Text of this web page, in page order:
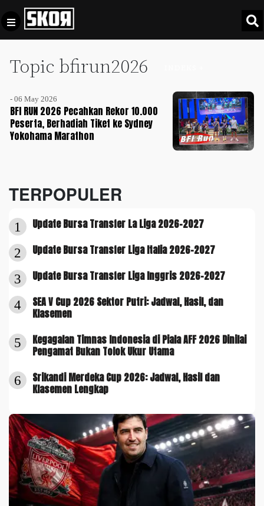
Topic bfirun2026
- 06 May 2026
BFI RUN 2026 Pecahkan Rekor 10.000
Peserta, Berhadiah Tiket ke Sydney
Yokohama Marathon
TERPOPULER
1 Update Bursa Transfer La Liga 2026-2027
2 Update Bursa Transfer Liga Italia 2026-2027
3 Update Bursa Transfer Liga Inggris 2026-2027
4
SEA V Cup 2026 Sektor Putri: Jadwal, Hasil, dan
Klasemen
5
Kegagalan Timnas Indonesia di Piala AFF 2026 Dinilai
Pengamat Bukan Tolok Ukur Utama
6
Srikandi Merdeka Cup 2026: Jadwal, Hasil dan
Klasemen Lengkap
Football +
Culture +
Indonesia
SKOR
SPECIAL
Video
Privacy
Pedoman
Pemberitaan
Media
Tentang